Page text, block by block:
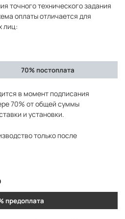
точного технического задания
оплаты отличается для
лиц:
70% постоплата
в момент подписания
70% от общей суммы
и установки.
только после
предоплата